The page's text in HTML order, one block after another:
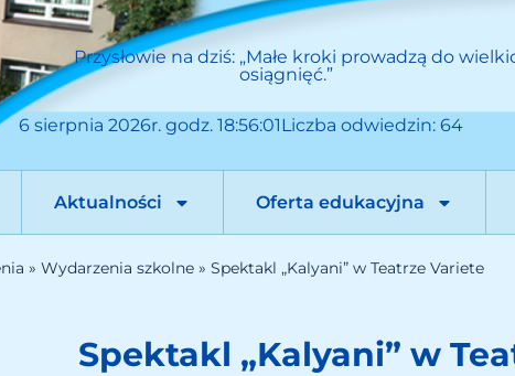
Przysłowie na dziś: „Małe kroki prowadzą do
osiągnięć.”
6 sierpnia 2026r. godz. 18:56:01Liczba odwiedzin: 64
Aktualności Oferta edukacyjna
» Wydarzenia szkolne » Spektakl „Kalyani” w Teatrze Variete
Spektakl „Kalyani” w